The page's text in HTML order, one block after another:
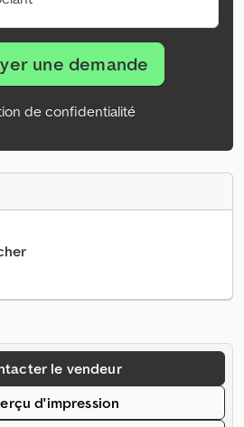
une demande
de confidentialité
le vendeur
d'impression